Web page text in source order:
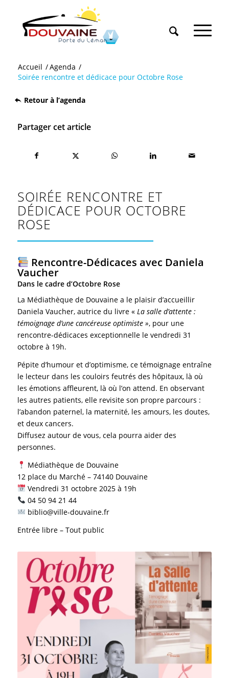
Accueil /Agenda /
Soirée rencontre et dédicace pour Octobre Rose
Retour à l’agenda
Partager cet article
SOIRÉE RENCONTRE ET
DÉDICACE POUR OCTOBRE
ROSE
Rencontre-Dédicaces avec Daniela
Vaucher
Dans le cadre d’Octobre Rose
La Médiathèque de Douvaine a le plaisir d’accueillir
Daniela Vaucher, autrice du livre « La salle d’attente :
témoignage d’une cancéreuse optimiste », pour une
rencontre-dédicaces exceptionnelle le vendredi 31
octobre à 19h.
Pépite d’humour et d’optimisme, ce témoignage entraîne
le lecteur dans les couloirs feutrés des hôpitaux, là où
les émotions affleurent, là où l’on attend. En observant
les autres patients, elle revisite son propre parcours :
l’abandon paternel, la maternité, les amours, les doutes,
et deux cancers.
Diffusez autour de vous, cela pourra aider des
personnes.
Médiathèque de Douvaine
12 place du Marché – 74140 Douvaine
Vendredi 31 octobre 2025 à 19h
04 50 94 21 44
biblio@ville-douvaine.fr
Entrée libre – Tout public